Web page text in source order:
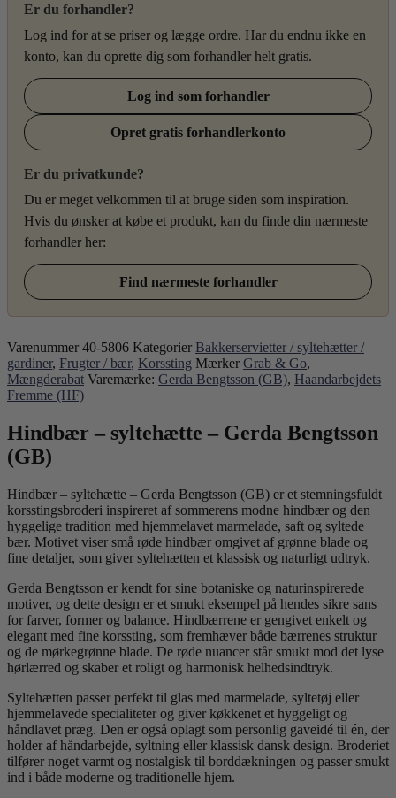
Er du forhandler?
Log ind for at se priser og lægge ordre. Har du endnu ikke en
konto, kan du oprette dig som forhandler helt gratis.
Log ind som forhandler
Opret gratis forhandlerkonto
Er du privatkunde?
Du er meget velkommen til at bruge siden som inspiration.
Hvis du ønsker at købe et produkt, kan du finde din nærmeste
forhandler her:
Find nærmeste forhandler
Varenummer 40-5806 Kategorier Bakkerservietter / syltehætter /
gardiner, Frugter / bær, Korssting Mærker Grab & Go,
Mængderabat Varemærke: Gerda Bengtsson (GB), Haandarbejdets
Fremme (HF)
Hindbær – syltehætte – Gerda Bengtsson
(GB)
Hindbær – syltehætte – Gerda Bengtsson (GB) er et stemningsfuldt
korsstingsbroderi inspireret af sommerens modne hindbær og den
hyggelige tradition med hjemmelavet marmelade, saft og syltede
bær. Motivet viser små røde hindbær omgivet af grønne blade og
fine detaljer, som giver syltehætten et klassisk og naturligt udtryk.
Gerda Bengtsson er kendt for sine botaniske og naturinspirerede
motiver, og dette design er et smukt eksempel på hendes sikre sans
for farver, former og balance. Hindbærrene er gengivet enkelt og
elegant med fine korssting, som fremhæver både bærrenes struktur
og de mørkegrønne blade. De røde nuancer står smukt mod det lyse
hørlærred og skaber et roligt og harmonisk helhedsindtryk.
Syltehætten passer perfekt til glas med marmelade, syltetøj eller
hjemmelavede specialiteter og giver køkkenet et hyggeligt og
håndlavet præg. Den er også oplagt som personlig gaveidé til én, der
holder af håndarbejde, syltning eller klassisk dansk design. Broderiet
tilfører noget varmt og nostalgisk til borddækningen og passer smukt
ind i både moderne og traditionelle hjem.